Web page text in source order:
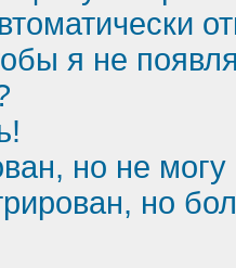
я не
но не могу
но